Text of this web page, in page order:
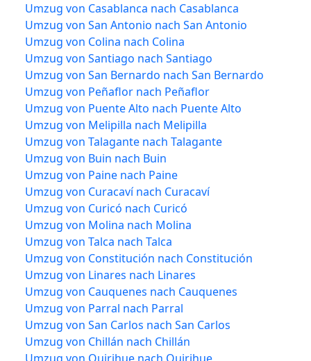
Umzug von Casablanca nach Casablanca
Umzug von San Antonio nach San Antonio
Umzug von Colina nach Colina
Umzug von Santiago nach Santiago
Umzug von San Bernardo nach San Bernardo
Umzug von Peñaflor nach Peñaflor
Umzug von Puente Alto nach Puente Alto
Umzug von Melipilla nach Melipilla
Umzug von Talagante nach Talagante
Umzug von Buin nach Buin
Umzug von Paine nach Paine
Umzug von Curacaví nach Curacaví
Umzug von Curicó nach Curicó
Umzug von Molina nach Molina
Umzug von Talca nach Talca
Umzug von Constitución nach Constitución
Umzug von Linares nach Linares
Umzug von Cauquenes nach Cauquenes
Umzug von Parral nach Parral
Umzug von San Carlos nach San Carlos
Umzug von Chillán nach Chillán